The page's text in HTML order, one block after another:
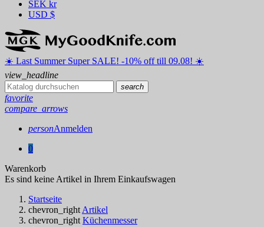
SEK kr
USD $
☀️ ️Last Summer Super SALE! -10% off till 09.08! ☀️
view_headline
search
favorite
compare_arrows
personAnmelden
0
Warenkorb
Es sind keine Artikel in Ihrem Einkaufswagen
Startseite
chevron_right Artikel
chevron_right Küchenmesser